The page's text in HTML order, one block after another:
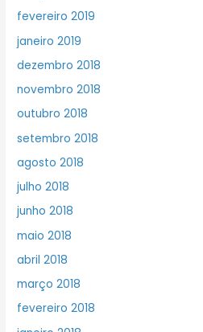
fevereiro 2019
janeiro 2019
dezembro 2018
novembro 2018
outubro 2018
setembro 2018
agosto 2018
julho 2018
junho 2018
maio 2018
abril 2018
março 2018
fevereiro 2018